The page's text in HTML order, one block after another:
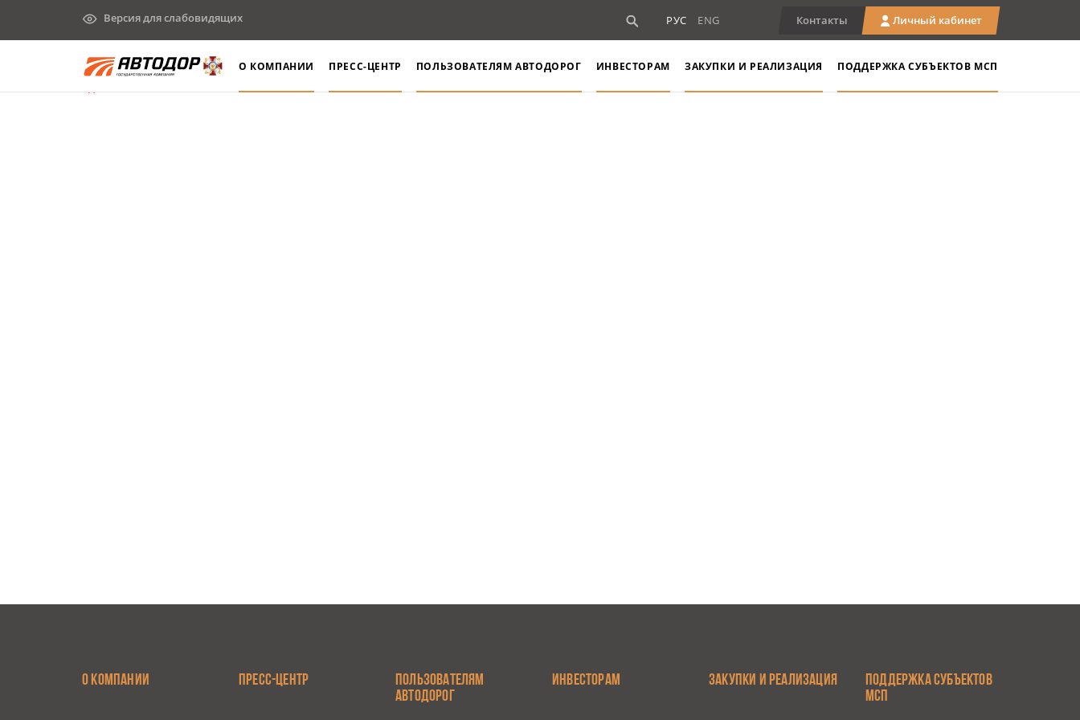
Версия для слабовидящих РУС ENG Контакты Личный кабинет
О КОМПАНИИ ПРЕСС-ЦЕНТР ПОЛЬЗОВАТЕЛЯМ АВТОДОРОГ ИНВЕСТОРАМ ЗАКУПКИ И РЕАЛИЗАЦИЯ ПОДДЕРЖКА СУБЪЕКТОВ МСП
О КОМПАНИИ ПРЕСС-ЦЕНТР
ПОЛЬЗОВАТЕЛЯМ
АВТОДОРОГ
ИНВЕСТОРАМ ЗАКУПКИ И РЕАЛИЗАЦИЯ
ПОДДЕРЖКА СУБЪЕКТОВ
МСП